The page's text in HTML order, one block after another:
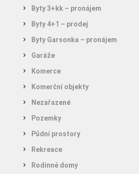
Byty 3+kk – pronájem
Byty 4+1 – prodej
Byty Garsonka – pronájem
Garáže
Komerce
Komerční objekty
Nezařazené
Pozemky
Půdní prostory
Rekreace
Rodinné domy